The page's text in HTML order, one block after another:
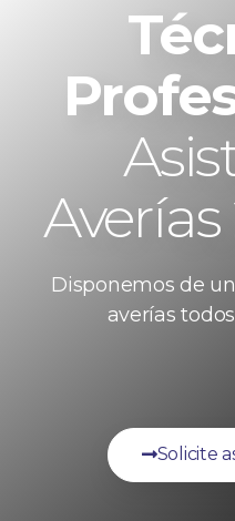
Disponemos de
averías
Solicite